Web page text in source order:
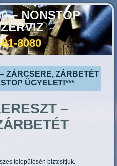
– NONSTOP
8080
ZÁRCSERE, ZÁRBETÉT
ÜGYELET!***
–
településén biztosítjuk.